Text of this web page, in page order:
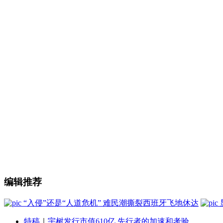
编辑推荐
“入侵”还是“人道危机” 难民潮撕裂西班牙飞地休达